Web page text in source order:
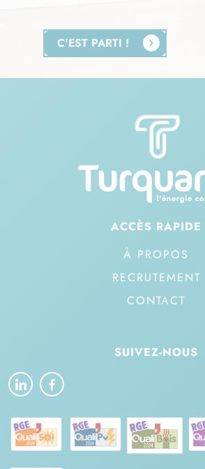
C'EST PARTI !
ACCÈS RAPIDE
À PROPOS
RECRUTEMENT
CONTACT
SUIVEZ-NOUS